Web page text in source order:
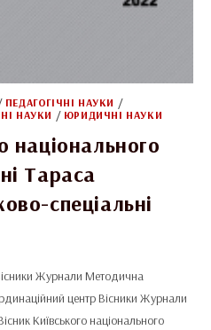
ПЕДАГОГІЧНІ НАУКИ /
НАУКИ / ЮРИДИЧНІ НАУКИ
національного
Тараса
спеціальні
Журнали Методична
центр Вісники Журнали
Київського національного